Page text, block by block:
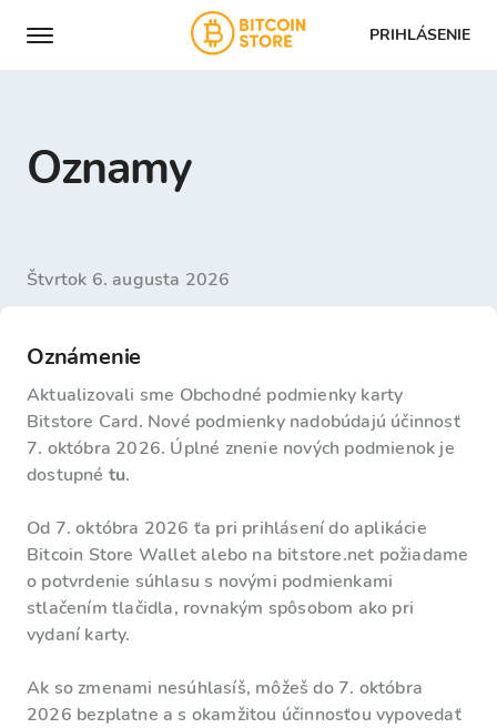
PRIHLÁSENIE
Oznamy
štvrtok 6. augusta 2026
Oznámenie
Aktualizovali sme Obchodné podmienky karty
Bitstore Card. Nové podmienky nadobúdajú účinnosť
7. októbra 2026. Úplné znenie nových podmienok je
dostupné tu.
Od 7. októbra 2026 ťa pri prihlásení do aplikácie
Bitcoin Store Wallet alebo na bitstore.net požiadame
o potvrdenie súhlasu s novými podmienkami
stlačením tlačidla, rovnakým spôsobom ako pri
vydaní karty.
Ak so zmenami nesúhlasíš, môžeš do 7. októbra
2026 bezplatne a s okamžitou účinnosťou vypovedať